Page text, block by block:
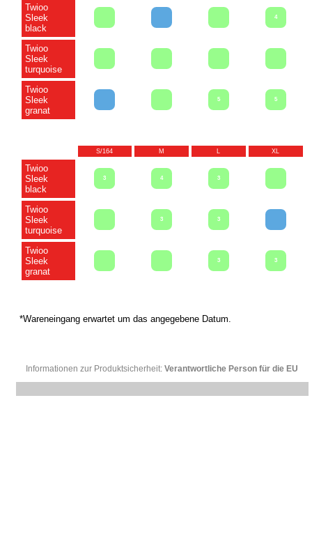
Twioo
Sleek
black
4
Twioo
Sleek
turquoise
Twioo
Sleek
granat
5 5
S/164 M XL
Twioo
Sleek
black
3 4 3
Twioo
Sleek
turquoise
3 3
Twioo
Sleek
granat
3 3
*Wareneingang erwartet um das angegebene Datum.
Informationen zur Produktsicherheit:Verantwortliche Person für die EU